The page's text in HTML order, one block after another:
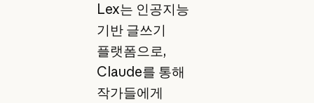
Lex는 인공지능
기반 글쓰기
플랫폼으로,
Claude를 통해
작가들에게